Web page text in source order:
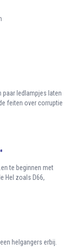
paar ledlampjes laten
feiten over corruptie
te beginnen met
Hel zoals D66,
helgangers erbij.